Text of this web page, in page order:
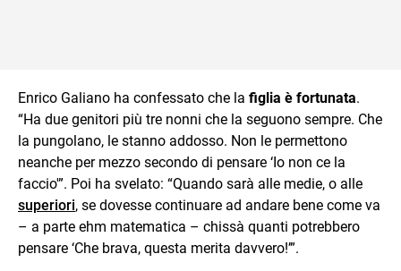
Enrico Galiano ha confessato che la figlia è fortunata.
“Ha due genitori più tre nonni che la seguono sempre. Che
la pungolano, le stanno addosso. Non le permettono
neanche per mezzo secondo di pensare ‘Io non ce la
faccio'”. Poi ha svelato: “Quando sarà alle medie, o alle
superiori, se dovesse continuare ad andare bene come va
– a parte ehm matematica – chissà quanti potrebbero
pensare ‘Che brava, questa merita davvero!’”.